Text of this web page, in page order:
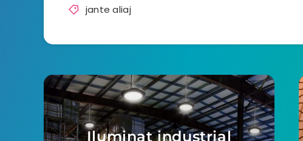
jante aliaj
Iluminat industrial